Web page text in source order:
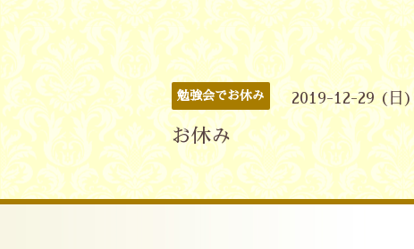
勉強会でお休み 2019-12-29 (日)
お休み